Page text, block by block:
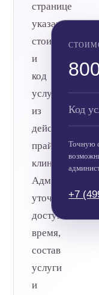
странице
указаны
стоимость
и
код
услуги
из
действующего
прайса
клиники.
Администратор
уточнит
доступное
время,
состав
услуги
и
Код
Точную
+7